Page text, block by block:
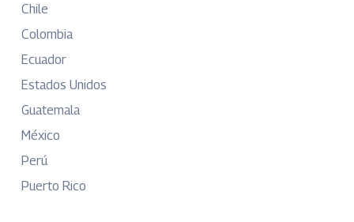
Chile
Colombia
Ecuador
Estados Unidos
Guatemala
México
Perú
Puerto Rico